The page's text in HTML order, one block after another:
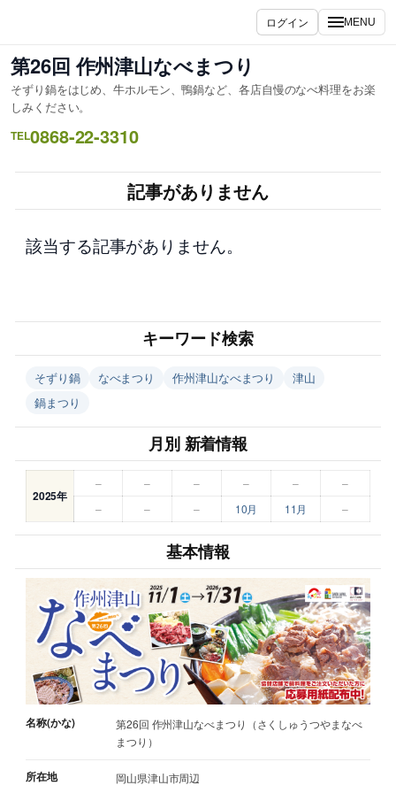
を
ス
キ
ッ
プ
ログイン MENU
第26回 作州津山なべまつり
そずり鍋をはじめ、牛ホルモン、鴨鍋など、各店自慢のなべ料理をお楽
しみください。
TEL0868-22-3310
記事がありません
該当する記事がありません。
キーワード検索
そずり鍋 なべまつり 作州津山なべまつり
津山
鍋まつり
月別 新着情報
2025年
– – – – –
–
–
– – 10月 11月 –
基本情報
名称(かな)
第26回 作州津山なべまつり（さくしゅうつやまなべ
まつり）
所在地 岡山県津山市周辺